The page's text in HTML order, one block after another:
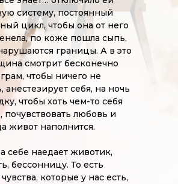
систему, постоянный
цикл, чтобы она от него
по коже пошла сыпь,
границы. А в это
смотрит бесконечно
чтобы ничего не
анестезирует себя, на ночь
чтобы хоть чем-то себя
почувствовать любовь и
живот наполнится.
себе наедает животик,
бессонницу. То есть
которые у нас есть,